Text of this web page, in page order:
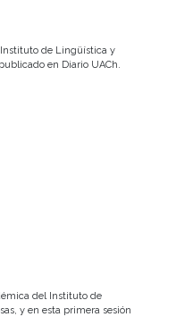
de Lingüística y
en Diario UACh.
del Instituto de
y en esta primera sesión